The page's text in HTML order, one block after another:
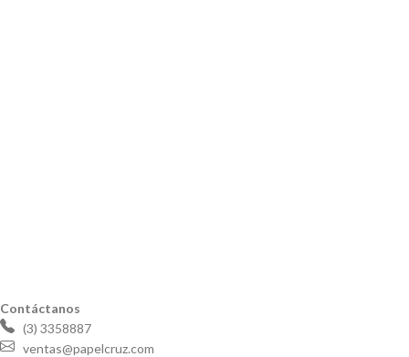
Contáctanos
(3) 3358887
ventas@papelcruz.com